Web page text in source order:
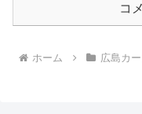
コ
ホーム 広島カ